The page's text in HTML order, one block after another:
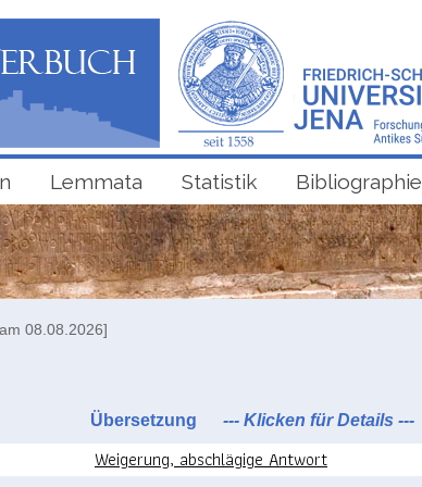
Lemmata Statistik Bibliographie
08.08.2026]
Übersetzung --- Klicken für Details ---
Weigerung, abschlägige Antwort